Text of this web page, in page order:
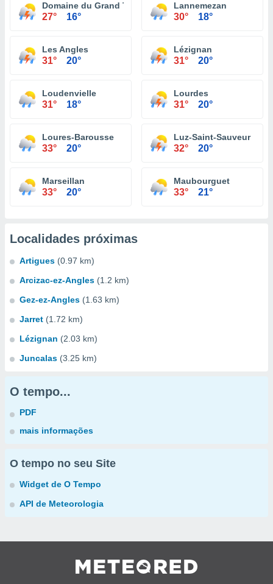
Domaine du Grand Tourmalet
27° 16°
Lannemezan
30° 18°
Les Angles
31° 20°
Lézignan
31° 20°
Loudenvielle
31° 18°
Lourdes
31° 20°
Loures-Barousse
33° 20°
Luz-Saint-Sauveur
32° 20°
Marseillan
33° 20°
Maubourguet
33° 21°
Localidades próximas
Artigues (0.97 km)
Arcizac-ez-Angles (1.2 km)
Gez-ez-Angles (1.63 km)
Jarret (1.72 km)
Lézignan (2.03 km)
Juncalas (3.25 km)
O tempo...
PDF
mais informações
O tempo no seu Site
Widget de O Tempo
API de Meteorologia